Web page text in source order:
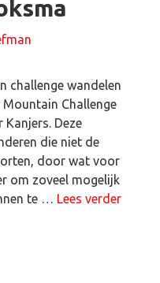
challenge wandelen
Challenge
Deze
die niet de
door wat voor
om zoveel mogelijk
te … Lees verder